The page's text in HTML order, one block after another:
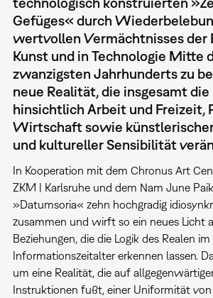
Gefüges« durch
wertvollen Vermächtnisses der
Kunst und in Technologie Mitte
zwanzigsten Jahrhunderts zu
neue Realität, die insgesamt
hinsichtlich Arbeit und Freizeit,
Wirtschaft sowie
und kultureller Sensibilität
In Kooperation mit dem Chronus Art
ZKM | Karlsruhe und dem Nam June
»Datumsoria« zehn hochgradig
zusammen und wirft so ein neues Licht
Beziehungen, die die Logik des Realen im
Informationszeitalter erkennen lassen.
um eine Realität, die auf
Instruktionen fußt, einer Uniformität von